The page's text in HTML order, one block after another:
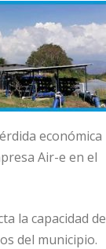
económica
Air-e en el
la capacidad de
del municipio.